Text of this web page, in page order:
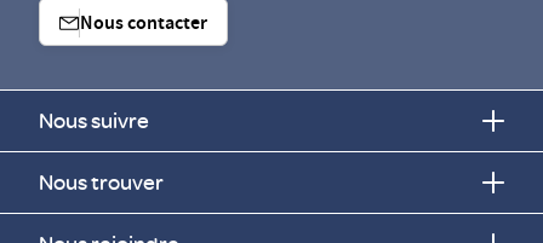
Vos données vous appartiennent
Nous contacter
Nous suivre
Nous trouver